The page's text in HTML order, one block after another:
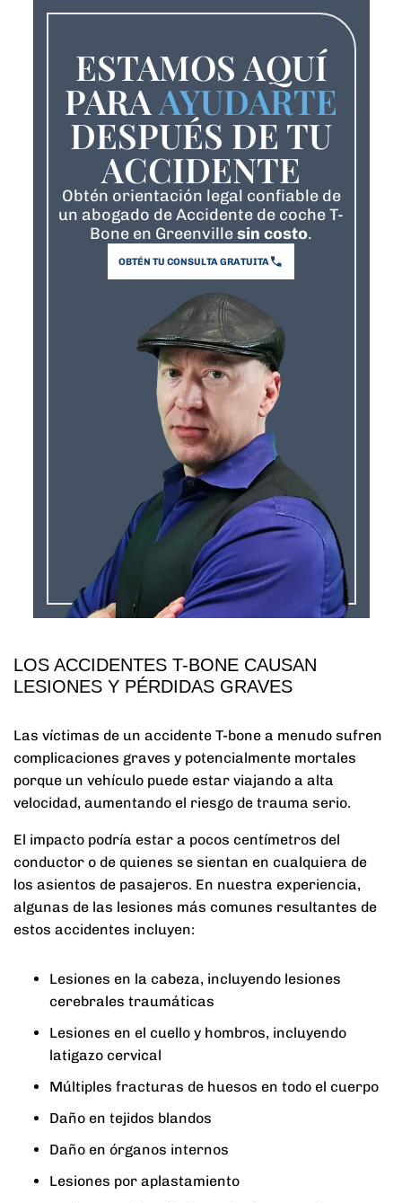
ESTAMOS AQUÍ
PARAAYUDARTE
DESPUÉS DE TU
ACCIDENTE
Obtén orientación legal confiable de
un abogado de Accidente de coche T-
Bone en Greenvillesin costo.
OBTÉN TU CONSULTA GRATUITA
LOS ACCIDENTES T-BONE CAUSAN
LESIONES Y PÉRDIDAS GRAVES
Las víctimas de un accidente T-bone a menudo sufren
complicaciones graves y potencialmente mortales
porque un vehículo puede estar viajando a alta
velocidad, aumentando el riesgo de trauma serio.
El impacto podría estar a pocos centímetros del
conductor o de quienes se sientan en cualquiera de
los asientos de pasajeros. En nuestra experiencia,
algunas de las lesiones más comunes resultantes de
estos accidentes incluyen:
Lesiones en la cabeza, incluyendo lesiones
cerebrales traumáticas
Lesiones en el cuello y hombros, incluyendo
latigazo cervical
Múltiples fracturas de huesos en todo el cuerpo
Daño en tejidos blandos
Daño en órganos internos
Lesiones por aplastamiento